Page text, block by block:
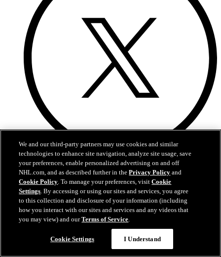
X
We and our third-party partners may use cookies and similar
technologies to enhance site navigation, analyze site usage, save
your preferences, enable personalized advertising on and off
NHL.com, and as described further in thePrivacy Policy and
Cookie Policy. To manage your preferences, visitCookie
Settings. By accessing or using our sites and services, you agree
to this collection and disclosure of your information (including
how you interact with our sites and services and any videos that
you may view) and ourTerms of Service.
Cookie Settings I Understand